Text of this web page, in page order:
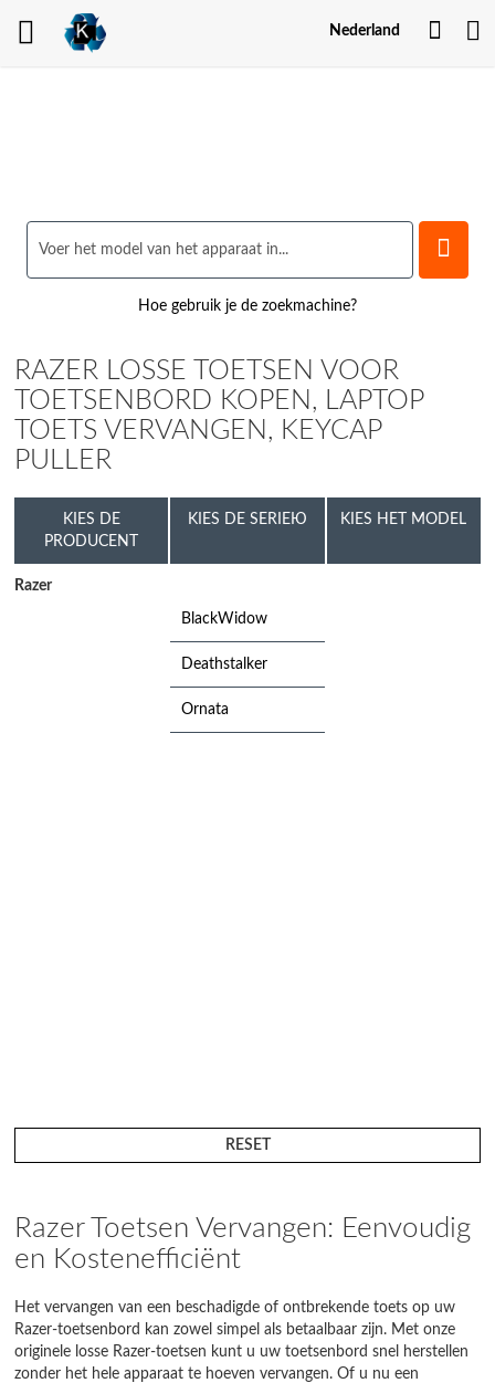
Nederland
Mijn
Hoe gebruik je de zoekmachine?
RAZER LOSSE TOETSEN VOOR
TOETSENBORD KOPEN, LAPTOP
TOETS VERVANGEN, KEYCAP
PULLER
KIES DE
PRODUCENT
KIES DE SERIEЮ KIES HET MODEL
Razer
BlackWidow
Deathstalker
Ornata
RESET
Razer Toetsen Vervangen: Eenvoudig
en Kostenefficiënt
Het vervangen van een beschadigde of ontbrekende toets op uw
Razer-toetsenbord kan zowel simpel als betaalbaar zijn. Met onze
originele losse Razer-toetsen kunt u uw toetsenbord snel herstellen
zonder het hele apparaat te hoeven vervangen. Of u nu een